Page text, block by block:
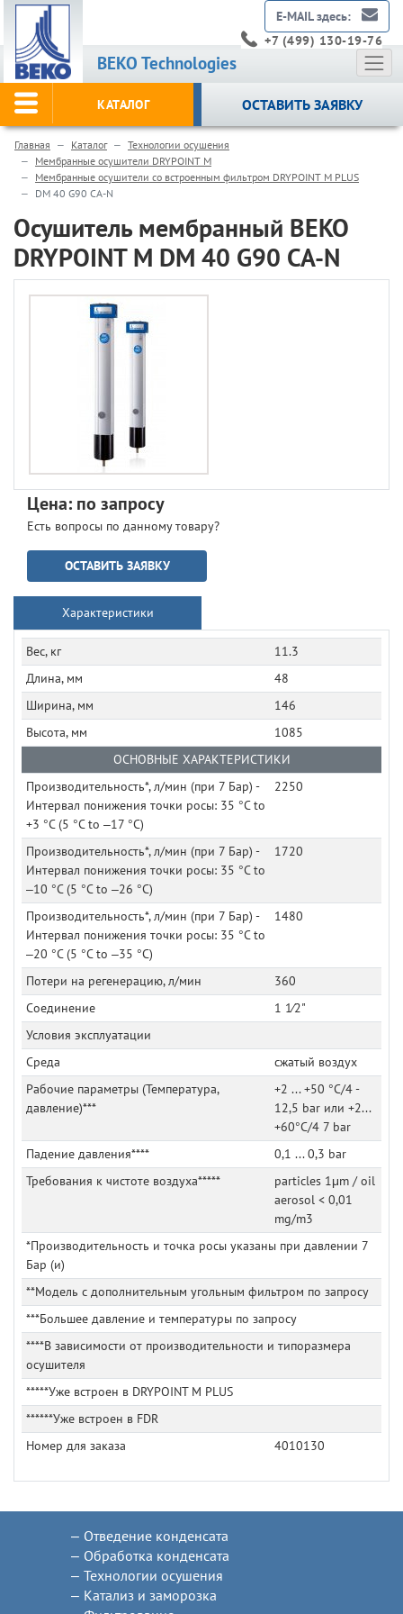
BEKO Technologies
E-MAIL здесь:
+7 (499) 130-19-76
КАТАЛОГ ОСТАВИТЬ ЗАЯВКУ
Главная Каталог
Технологии осушения
Мембранные осушители DRYPOINT M
Мембранные осушители со встроенным фильтром DRYPOINT M PLUS
DM 40 G90 CA-N
Осушитель мембранный BEKO
DRYPOINT M DM 40 G90 CA-N
Цена: по запросу
Есть вопросы по данному товару?
ОСТАВИТЬ ЗАЯВКУ
Характеристики
Вес, кг
11.3
Длина, мм
48
Ширина, мм
146
Высота, мм
1085
ОСНОВНЫЕ ХАРАКТЕРИСТИКИ
Производительность*, л/мин (при 7 Бар) -
Интервал понижения точки росы: 35 °C to
+3 °C (5 °C to –17 °C)
2250
Производительность*, л/мин (при 7 Бар) -
Интервал понижения точки росы: 35 °C to
–10 °C (5 °C to –26 °C)
1720
Производительность*, л/мин (при 7 Бар) -
Интервал понижения точки росы: 35 °C to
–20 °C (5 °C to –35 °C)
1480
Потери на регенерацию, л/мин
360
Соединение
1 1⁄2"
Условия эксплуатации
Среда
сжатый воздух
Рабочие параметры (Температура,
давление)***
+2 ... +50 °C/4 -
12,5 bar или +2...
+60°C/4 7 bar
Падение давления****
0,1 ... 0,3 bar
Требования к чистоте воздуха*****
particles 1μm / oil
aerosol < 0,01
mg/m3
*Производительность и точка росы указаны при давлении 7
Бар (и)
**Модель с дополнительным угольным фильтром по запросу
***Большее давление и температуры по запросу
****В зависимости от производительности и типоразмера
осушителя
*****Уже встроен в DRYPOINT M PLUS
******Уже встроен в FDR
Номер для заказа
4010130
Отведение конденсата
Обработка конденсата
Технологии осушения
Катализ и заморозка